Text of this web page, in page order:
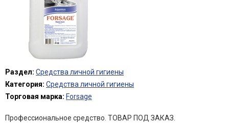
Раздел: Средства личной гигиены
Категория: Средства личной гигиены
Торговая марка: Forsage
Профессиональное средство. ТОВАР ПОД ЗАКАЗ.